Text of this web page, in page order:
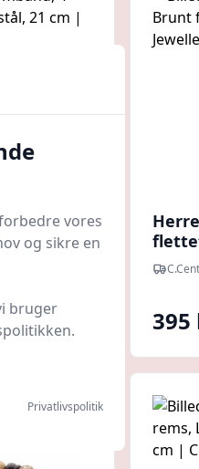
rems,
21 cm |
Til butik 395
vores
og sikre en
bruger
Privatlivspolitik